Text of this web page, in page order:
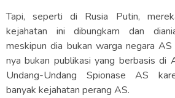
Tapi, seperti di Rusia Putin,
kejahatan ini dibungkam dan
meskipun dia bukan warga negara
nya bukan publikasi yang berbasis di
Undang-Undang Spionase AS
banyak kejahatan perang AS.